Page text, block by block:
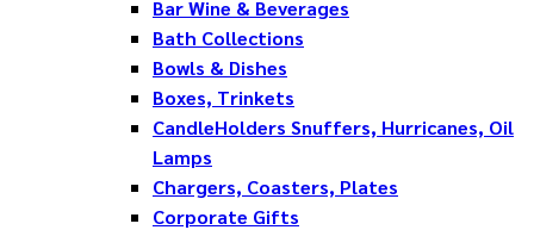
Bar Wine & Beverages
Bath Collections
Bowls & Dishes
Boxes, Trinkets
CandleHolders Snuffers, Hurricanes, Oil
Lamps
Chargers, Coasters, Plates
Corporate Gifts